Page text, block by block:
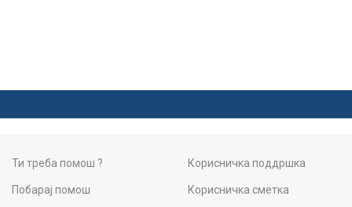
Ти треба помош ?
Побарај помош
Корисничка поддршка
Корисничка сметка